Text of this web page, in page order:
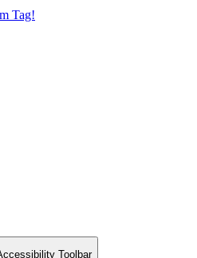
Tag!
Toolbar